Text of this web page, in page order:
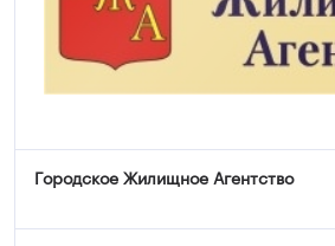
Городское Жилищное Агентство